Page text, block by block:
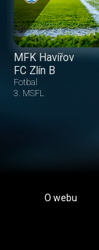
MFK Havířov
FC Zlín B
Fotbal
3. MSFL
O webu